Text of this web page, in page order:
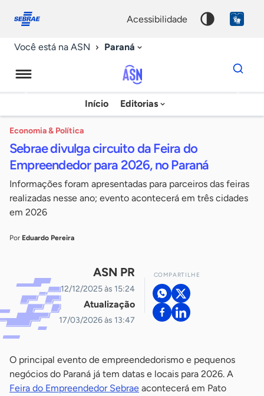
conosco
acessibilidade
Você está na ASN Paraná
Agência
Sebrae
Notícias
Início Editorias
Dados
para
chave
Economia & Política
Sebrae divulga circuito da Feira do
Empreendedor para 2026, no Paraná
Informações foram apresentadas para parceiros das feiras
realizadas nesse ano; evento acontecerá em três cidades
em 2026
Por Eduardo Pereira
ASN PR
12/12/2025 às 15:24
Atualização
17/03/2026 às 13:47
COMPARTILHE
O principal evento de empreendedorismo e pequenos
negócios do Paraná já tem datas e locais para 2026. A
Feira do Empreendedor Sebrae acontecerá em Pato